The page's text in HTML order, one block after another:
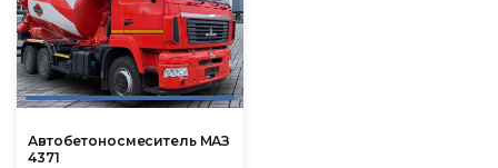
Автобетоносмеситель МАЗ
4371